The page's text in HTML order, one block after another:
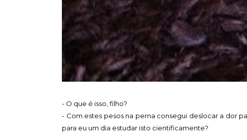
- O que é isso, filho?
- Com estes pesos na perna consegui deslocar a dor
para eu um dia estudar isto cientificamente?